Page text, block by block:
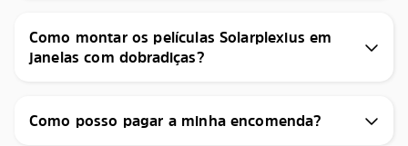
Como montar os películas Solarplexius em
janelas com dobradiças?
Como posso pagar a minha encomenda?